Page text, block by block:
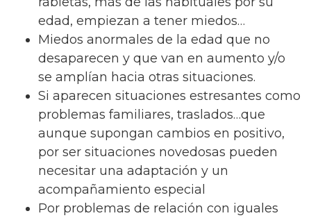
edad, empiezan a tener miedos…
Miedos anormales de la edad que no
desaparecen y que van en aumento y/o
se amplían hacia otras situaciones.
Si aparecen situaciones estresantes como
problemas familiares, traslados…que
aunque supongan cambios en positivo,
por ser situaciones novedosas pueden
necesitar una adaptación y un
acompañamiento especial
Por problemas de relación con iguales